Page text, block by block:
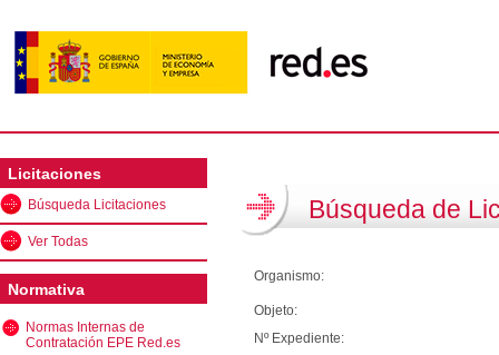
Licitaciones
Búsqueda Licitaciones
Ver Todas
Normativa
Normas Internas de
Contratación EPE Red.es
Búsqueda de
Organismo:
Objeto:
Nº Expediente: